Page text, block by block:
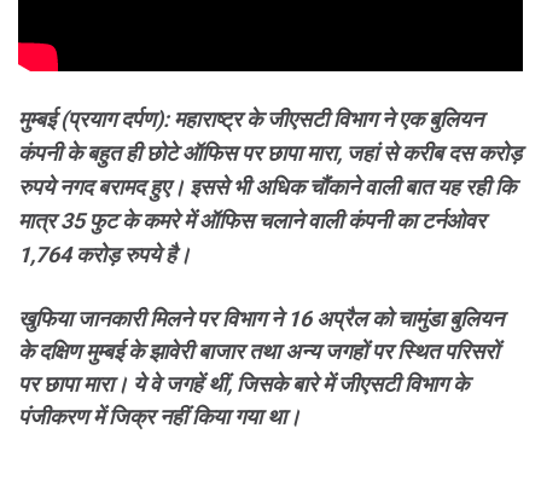
मुम्बई (प्रयाग दर्पण): महाराष्ट्र के जीएसटी विभाग ने एक बुलियन
कंपनी के बहुत ही छोटे ऑफिस पर छापा मारा, जहां से करीब दस करोड़
रुपये नगद बरामद हुए। इससे भी अधिक चौंकाने वाली बात यह रही कि
मात्र 35 फुट के कमरे में ऑफिस चलाने वाली कंपनी का टर्नओवर
1,764 करोड़ रुपये है।
खुफिया जानकारी मिलने पर विभाग ने 16 अप्रैल को चामुंडा बुलियन
के दक्षिण मुम्बई के झावेरी बाजार तथा अन्य जगहों पर स्थित परिसरों
पर छापा मारा। ये वे जगहें थीं, जिसके बारे में जीएसटी विभाग के
पंजीकरण में जिक्र नहीं किया गया था।